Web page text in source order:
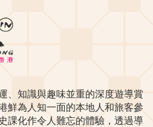
、知識與趣味並重的深度遊導賞
鮮為人知一面的本地人和旅客參
課化作令人難忘的體驗，透過導